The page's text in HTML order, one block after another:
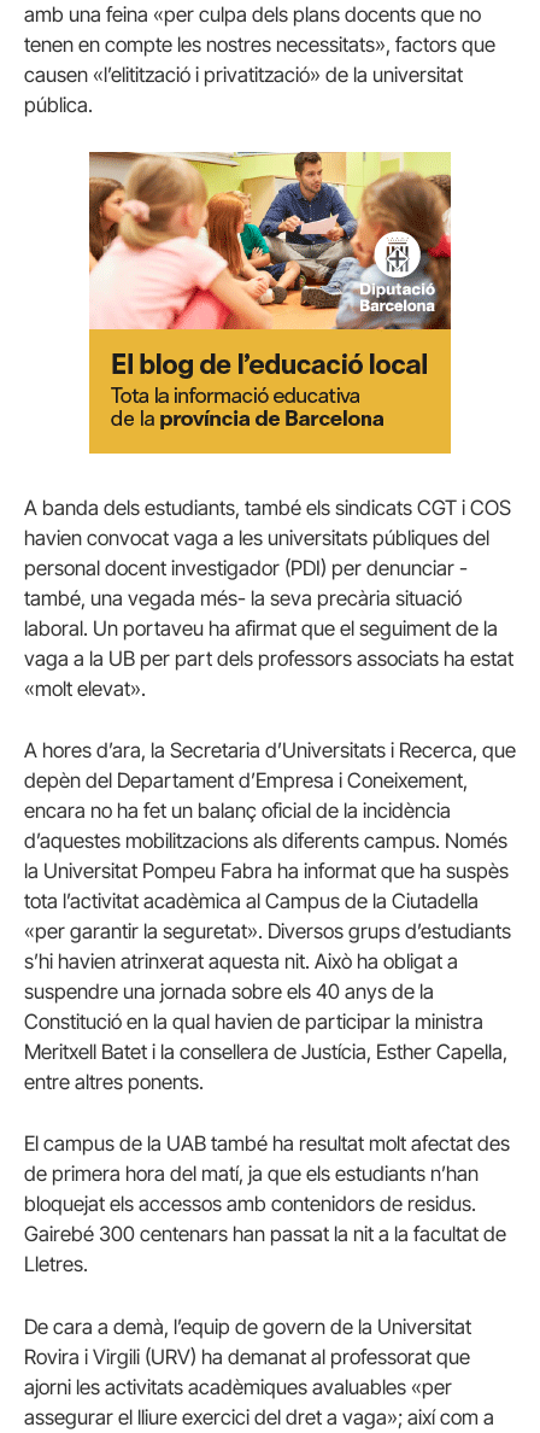
amb una feina «per culpa dels plans docents que no
tenen en compte les nostres necessitats», factors que
causen «l’elitització i privatització» de la universitat
pública.
A banda dels estudiants, també els sindicats CGT i COS
havien convocat vaga a les universitats públiques del
personal docent investigador (PDI) per denunciar -
també, una vegada més- la seva precària situació
laboral. Un portaveu ha afirmat que el seguiment de la
vaga a la UB per part dels professors associats ha estat
«molt elevat».
A hores d’ara, la Secretaria d’Universitats i Recerca, que
depèn del Departament d’Empresa i Coneixement,
encara no ha fet un balanç oficial de la incidència
d’aquestes mobilitzacions als diferents campus. Només
la Universitat Pompeu Fabra ha informat que ha suspès
tota l’activitat acadèmica al Campus de la Ciutadella
«per garantir la seguretat». Diversos grups d’estudiants
s’hi havien atrinxerat aquesta nit. Això ha obligat a
suspendre una jornada sobre els 40 anys de la
Constitució en la qual havien de participar la ministra
Meritxell Batet i la consellera de Justícia, Esther Capella,
entre altres ponents.
El campus de la UAB també ha resultat molt afectat des
de primera hora del matí, ja que els estudiants n’han
bloquejat els accessos amb contenidors de residus.
Gairebé 300 centenars han passat la nit a la facultat de
Lletres.
De cara a demà, l’equip de govern de la Universitat
Rovira i Virgili (URV) ha demanat al professorat que
ajorni les activitats acadèmiques avaluables «per
assegurar el lliure exercici del dret a vaga»; així com a